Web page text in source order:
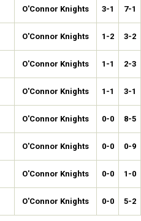
O'Connor Knights 3-1 7-1
O'Connor Knights 1-2 3-2
O'Connor Knights 1-1 2-3
O'Connor Knights 1-1 3-1
O'Connor Knights 0-0 8-5
O'Connor Knights 0-0 0-9
O'Connor Knights 0-0 1-0
O'Connor Knights 0-0 5-2